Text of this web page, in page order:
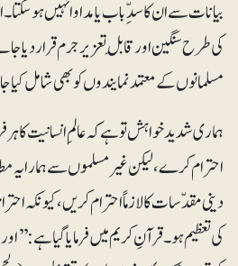
بیانات سے ان کا سدِّباب یا مداوا نہیں
کی طرح سنگین اور قابلِ تعزیرجرم قرار دیا
مسلمانوں کے معتمد نمایندوں کو بھی شامل کیا
ہماری شدید خواہش تو ہے کہ عالمِ انسانیت کا
احترام کرے، لیکن غیر مسلموں سے ہمارایہ
دینی مقدّسات کا لازماًاحترام کریں،کیونکہ
کی تعظیم ہو۔ قرآنِ کریم میں فرمایا گیا